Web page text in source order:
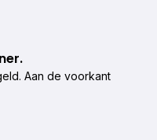
Aan de voorkant